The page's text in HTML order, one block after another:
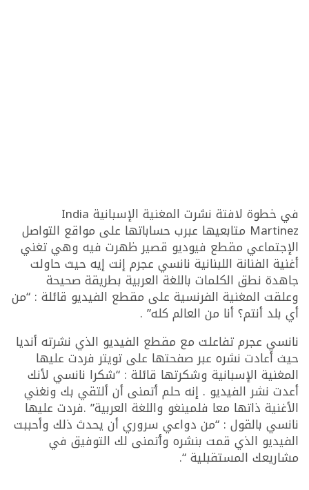
في خطوة لافتة نشرت المغنية الإسبانية India
Martinez متابعيها عبرب حساباتها على مواقع التواصل
الإجتماعي مقطع فيوديو قصير ظهرت فيه وهي تغني
أغنية الفنانة اللبنانية نانسي عجرم إنت إيه حيث حاولت
جاهدة نطق الكلمات باللغة العربية بطريقة صحيحة
وعلقت المغنية الفرنسية على مقطع الفيديو قائلة : “من
أي بلد أنتم؟ أنا من العالم كله” .
نانسي عجرم تفاعلت مع مقطع الفيديو الذي نشرته أنديا
حيث أعادت نشره عبر صفحتها على تويتر فردت عليها
المغنية الإسبانية وشكرتها قائلة : “شكرا نانسي لأنك
أعدت نشر الفيديو . إنه حلم أتمنى أن ألتقي بك ونغني
الأغنية ذاتها معا فلمينغو واللغة العربية” .فردت عليها
نانسي بالقول : “من دواعي سروري أن يحدث ذلك وأحببت
الفيديو الذي قمت بنشره وأتمنى لك التوفيق في
مشاريعك المستقبلية “.